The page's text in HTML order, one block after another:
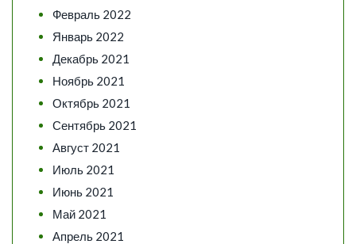
Февраль 2022
Январь 2022
Декабрь 2021
Ноябрь 2021
Октябрь 2021
Сентябрь 2021
Август 2021
Июль 2021
Июнь 2021
Май 2021
Апрель 2021